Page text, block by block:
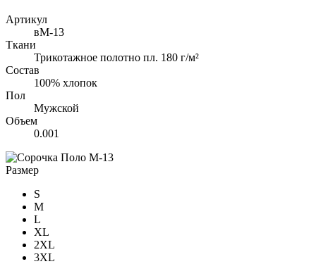
Артикул
вМ-13
Ткани
Трикотажное полотно пл. 180 г/м²
Состав
100% хлопок
Пол
Мужской
Объем
0.001
Размер
S
M
L
XL
2XL
3XL